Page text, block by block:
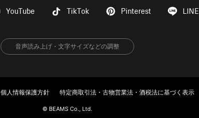
YouTube TikTok Pinterest LINE
音声読み上げ・文字サイズなどの調整
個人情報保護方針 特定商取引法・古物営業法・酒税法に基づく表示
© BEAMS Co., Ltd.